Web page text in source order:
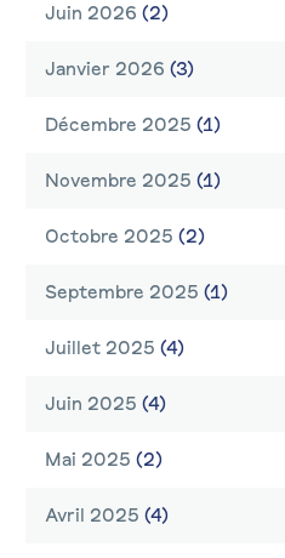
Juin 2026 (2)
Janvier 2026 (3)
Décembre 2025 (1)
Novembre 2025 (1)
Octobre 2025 (2)
Septembre 2025 (1)
Juillet 2025 (4)
Juin 2025 (4)
Mai 2025 (2)
Avril 2025 (4)